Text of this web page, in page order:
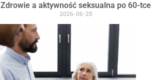
Zdrowie a aktywność seksualna po 60-tce
2026-06-25